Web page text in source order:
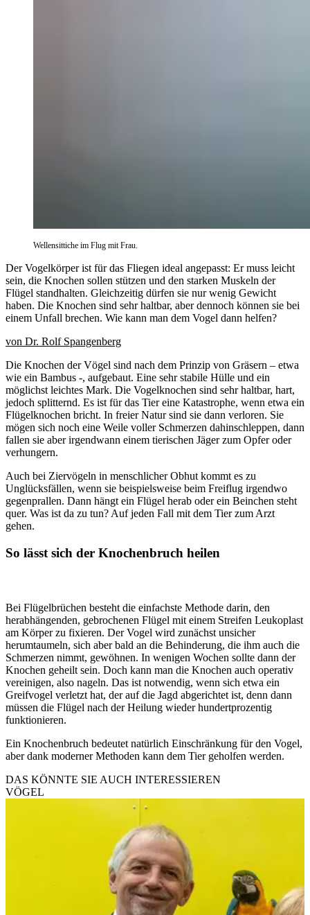
Wellensittiche im Flug mit Frau.
Der Vogelkörper ist für das Fliegen ideal angepasst: Er muss leicht
sein, die Knochen sollen stützen und den starken Muskeln der
Flügel standhalten. Gleichzeitig dürfen sie nur wenig Gewicht
haben. Die Knochen sind sehr haltbar, aber dennoch können sie bei
einem Unfall brechen. Wie kann man dem Vogel dann helfen?
von Dr. Rolf Spangenberg
Die Knochen der Vögel sind nach dem Prinzip von Gräsern – etwa
wie ein Bambus -, aufgebaut. Eine sehr stabile Hülle und ein
möglichst leichtes Mark. Die Vogelknochen sind sehr haltbar, hart,
jedoch splitternd. Es ist für das Tier eine Katastrophe, wenn etwa ein
Flügelknochen bricht. In freier Natur sind sie dann verloren. Sie
mögen sich noch eine Weile voller Schmerzen dahinschleppen, dann
fallen sie aber irgendwann einem tierischen Jäger zum Opfer oder
verhungern.
Auch bei Ziervögeln in menschlicher Obhut kommt es zu
Unglücksfällen, wenn sie beispielsweise beim Freiflug irgendwo
gegenprallen. Dann hängt ein Flügel herab oder ein Beinchen steht
quer. Was ist da zu tun? Auf jeden Fall mit dem Tier zum Arzt
gehen.
So lässt sich der Knochenbruch heilen
Bei Flügelbrüchen besteht die einfachste Methode darin, den
herabhängenden, gebrochenen Flügel mit einem Streifen Leukoplast
am Körper zu fixieren. Der Vogel wird zunächst unsicher
herumtaumeln, sich aber bald an die Behinderung, die ihm auch die
Schmerzen nimmt, gewöhnen. In wenigen Wochen sollte dann der
Knochen geheilt sein. Doch kann man die Knochen auch operativ
vereinigen, also nageln. Das ist notwendig, wenn sich etwa ein
Greifvogel verletzt hat, der auf die Jagd abgerichtet ist, denn dann
müssen die Flügel nach der Heilung wieder hundertprozentig
funktionieren.
Ein Knochenbruch bedeutet natürlich Einschränkung für den Vogel,
aber dank moderner Methoden kann dem Tier geholfen werden.
DAS KÖNNTE SIE AUCH INTERESSIEREN
VÖGEL